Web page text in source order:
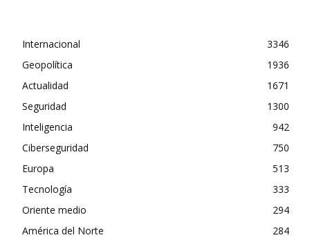
Internacional
3346
Geopolítica
1936
Actualidad
1671
Seguridad
1300
Inteligencia
942
Ciberseguridad
750
Europa
513
Tecnología
333
Oriente medio
294
América del Norte
284